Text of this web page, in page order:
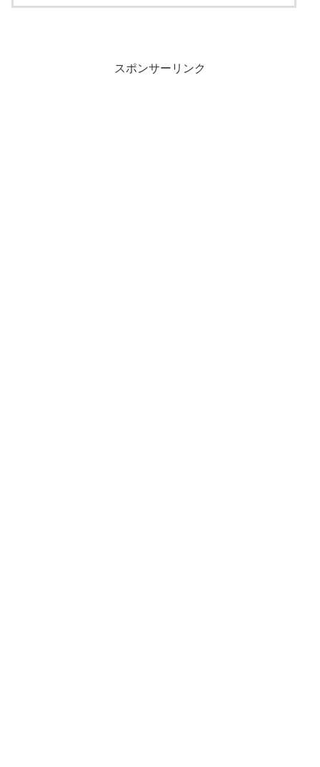
スポンサーリンク